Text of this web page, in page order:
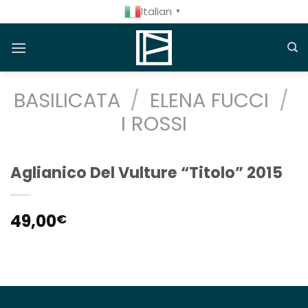
ai
contenuti
Italian ▼
BASILICATA / ELENA FUCCI /
I ROSSI
Aglianico Del Vulture “Titolo” 2015
49,00€